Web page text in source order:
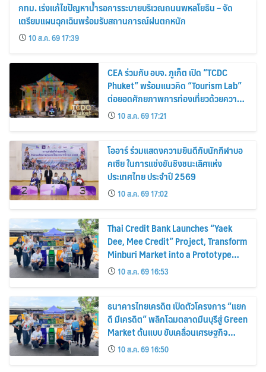
กทม. เร่งแก้ไขปัญหาน้ำรอการระบายบริเวณถนนพหลโยธิน – จัด
เตรียมแผนฉุกเฉินพร้อมรับสถานการณ์ฝนตกหนัก
10 ส.ค. 69 17:39
CEA ร่วมกับ อบจ. ภูเก็ต เปิด “TCDC
Phuket” พร้อมแนวคิด “Tourism Lab”
ต่อยอดศักยภาพการท่องเที่ยวด้วยความ
คิดสร้างสรรค์ ขับเคลื่อนเศรษฐกิจ
สร้างสรรค์ของภูเก็ต
10 ส.ค. 69 17:21
โออาร์ ร่วมแสดงความยินดีกับนักกีฬาบอ
คเซีย ในการแข่งขันชิงชนะเลิศแห่ง
ประเทศไทย ประจำปี 2569
10 ส.ค. 69 17:02
Thai Credit Bank Launches “Yaek
Dee, Mee Credit” Project, Transform
Minburi Market into a Prototype
Green Market, Driving the Circular
Economy and Turning Waste into
Extra Income for Vendors
10 ส.ค. 69 16:53
ธนาคารไทยเครดิต เปิดตัวโครงการ “แยก
ดี มีเครดิต” พลิกโฉมตลาดมีนบุรีสู่ Green
Market ต้นแบบ ขับเคลื่อนเศรษฐกิจ
หมุนเวียน พลิกขยะสร้างรายได้เสริมให้ผู้
ค้า
10 ส.ค. 69 16:50